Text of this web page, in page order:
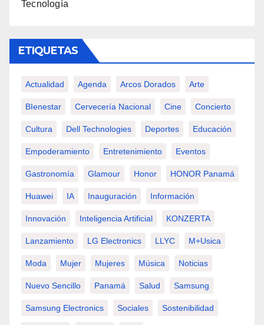
Tecnología
ETIQUETAS
Actualidad Agenda Arcos Dorados Arte
BIenestar Cervecería Nacional Cine Concierto
Cultura Dell Technologies Deportes Educación
Empoderamiento Entretenimiento Eventos
Gastronomía Glamour Honor HONOR Panamá
Huawei IA Inauguración Información
Innovación Inteligencia Artificial KONZERTA
Lanzamiento LG Electronics LLYC M+usica
Moda Mujer Mujeres Música Noticias
Nuevo Sencillo Panamá Salud Samsung
Samsung Electronics Sociales Sostenibilidad